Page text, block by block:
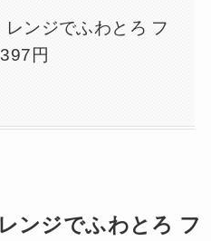
ンジでふわとろ フ
円
ンジでふわとろ フ